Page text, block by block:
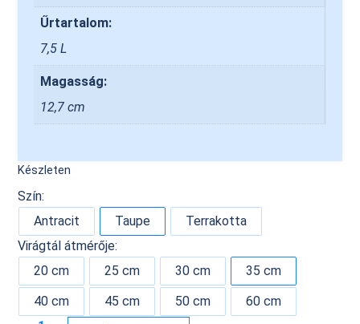
Űrtartalom:
7,5 L
Magasság:
12,7 cm
Készleten
Szín:
Antracit
Taupe
Terrakotta
Virágtál átmérője:
20 cm
25 cm 30 cm
35 cm
40 cm
45 cm 50 cm 60 cm